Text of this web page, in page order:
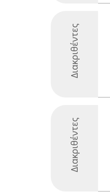
Διακριθέντες
Διακριθέντες